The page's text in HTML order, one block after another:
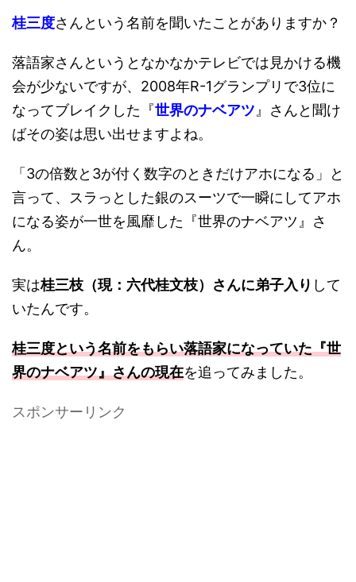
桂三度さんという名前を聞いたことがありますか？
落語家さんというとなかなかテレビでは見かける機
会が少ないですが、2008年R-1グランプリで3位に
なってブレイクした『世界のナベアツ 』さんと聞け
ばその姿は思い出せますよね。
「3の倍数と3が付く数字のときだけアホになる」と
言って、スラっとした銀のスーツで一瞬にしてアホ
になる姿が一世を風靡した『世界のナベアツ』さ
ん。
実は桂三枝（現：六代桂文枝）さんに弟子入り して
いたんです。
桂三度という名前をもらい落語家になっていた『世
界のナベアツ』さんの現在を追ってみました。
スポンサーリンク